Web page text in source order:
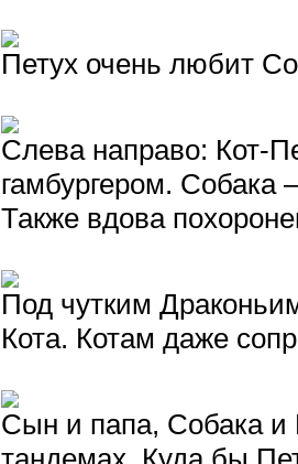
Петух очень любит
Слева направо: Кот-
гамбургером.
Также вдова
Под чутким
Кота. Котам даже
Сын и папа, Собака и